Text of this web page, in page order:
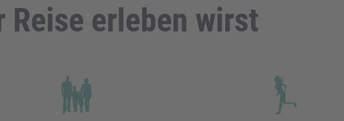
Reise erleben wirst